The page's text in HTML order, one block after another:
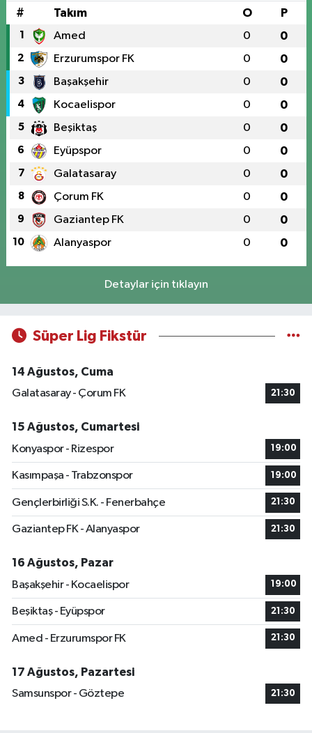
# Takım O P
1 Amed 0 0
2 Erzurumspor FK 0 0
3 Başakşehir 0 0
4 Kocaelispor 0 0
5 Beşiktaş 0 0
6 Eyüpspor 0 0
7 Galatasaray 0 0
8 Çorum FK 0 0
9 Gaziantep FK 0 0
10 Alanyaspor 0 0
Detaylar için tıklayın
Süper Lig Fikstür
14 Ağustos, Cuma
Galatasaray - Çorum FK
21:30
15 Ağustos, Cumartesi
Konyaspor - Rizespor
19:00
Kasımpaşa - Trabzonspor 19:00
Gençlerbirliği S.K. - Fenerbahçe 21:30
Gaziantep FK - Alanyaspor 21:30
16 Ağustos, Pazar
Başakşehir - Kocaelispor
19:00
Beşiktaş - Eyüpspor 21:30
Amed - Erzurumspor FK 21:30
17 Ağustos, Pazartesi
Samsunspor - Göztepe
21:30